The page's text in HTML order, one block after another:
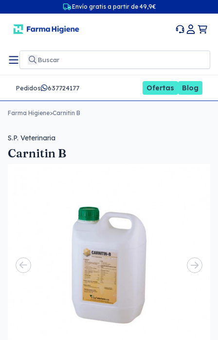
Envío gratis a partir de 49,9€
Pedidos 637724177 Ofertas Blog
Farma Higiene>Carnitin B
S.P. Veterinaria
Carnitin B